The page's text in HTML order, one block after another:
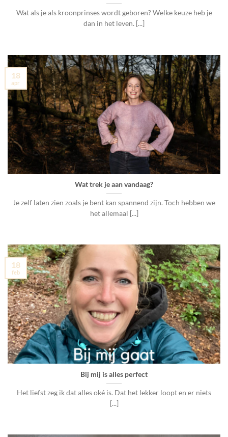
Wat als je als kroonprinses wordt geboren? Welke keuze heb je
dan in het leven. [...]
Wat trek je aan vandaag?
Je zelf laten zien zoals je bent kan spannend zijn. Toch hebben we
het allemaal [...]
18
apr
Bij mij is alles perfect
Het liefst zeg ik dat alles oké is. Dat het lekker loopt en er niets
[...]
18
feb